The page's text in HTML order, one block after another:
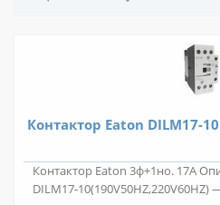
Контактор Eaton DILM17-
Контактор Eaton 3ф+1но. 17А
DILM17-